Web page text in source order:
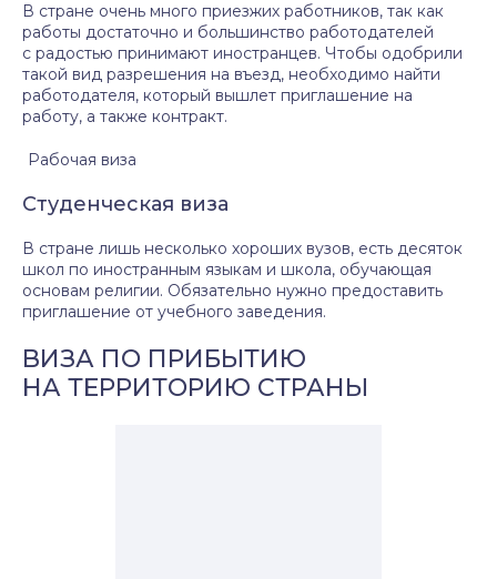
В стране очень много приезжих работников, так как
работы достаточно и большинство работодателей
с радостью принимают иностранцев. Чтобы одобрили
такой вид разрешения на въезд, необходимо найти
работодателя, который вышлет приглашение на
работу, а также контракт.
Рабочая виза
Студенческая виза
В стране лишь несколько хороших вузов, есть десяток
школ по иностранным языкам и школа, обучающая
основам религии. Обязательно нужно предоставить
приглашение от учебного заведения.
ВИЗА ПО ПРИБЫТИЮ
НА ТЕРРИТОРИЮ СТРАНЫ